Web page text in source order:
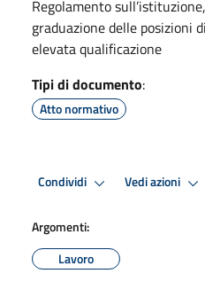
Regolamento
graduazione delle posizioni
elevata qualificazione
Tipi di documento:
Atto normativo
Condividi Vedi azioni
Argomenti:
Lavoro